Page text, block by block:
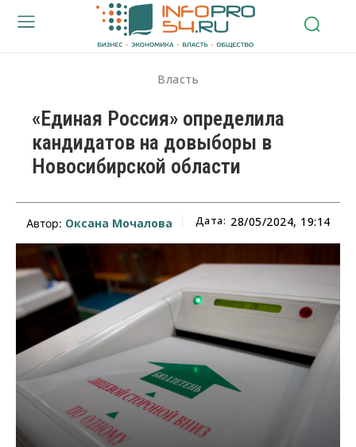
Власть
«Единая Россия» определила
кандидатов на довыборы в
Новосибирской области
Автор: Оксана Мочалова Дата: 28/05/2024, 19:14